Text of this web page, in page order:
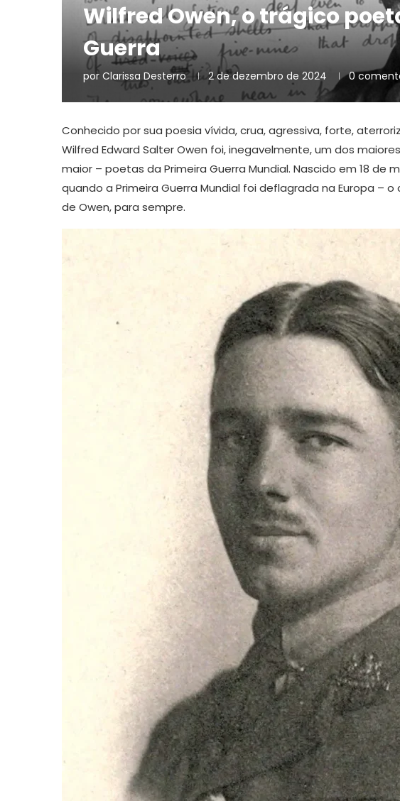
Wilfred Owen, o trágico
Guerra
por Clarissa Desterro 2 de dezembro de 2024 0
Conhecido por sua poesia vívida, crua, agressiva, forte,
Wilfred Edward Salter Owen foi, inegavelmente, um dos
maior – poetas da Primeira Guerra Mundial. Nascido em 18 de
quando a Primeira Guerra Mundial foi deflagrada na Europa –
de Owen, para sempre.